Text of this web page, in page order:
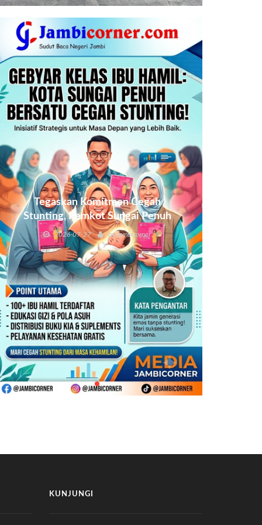
Tegaskan Komitmen Cegah
Stunting, Pemkot Sungai Penuh
Gelar Gebyar Kelas Ibu Hamil
2026-07-27 byjambicorner
KUNJUNGI